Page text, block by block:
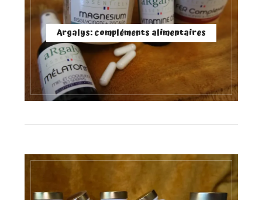
Argalys: compléments alimentaires